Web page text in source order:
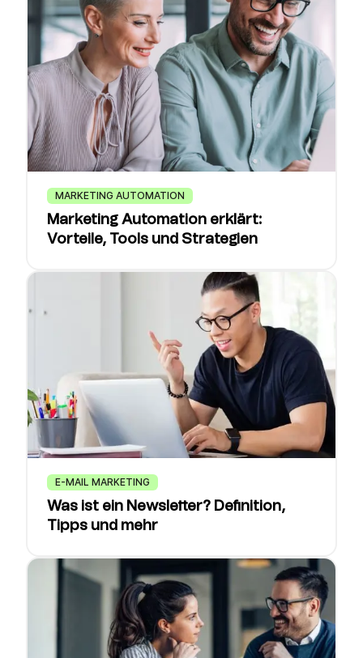
MARKETING AUTOMATION
Marketing Automation erklärt:
Vorteile, Tools und Strategien
E-MAIL MARKETING
Was ist ein Newsletter? Definition,
Tipps und mehr